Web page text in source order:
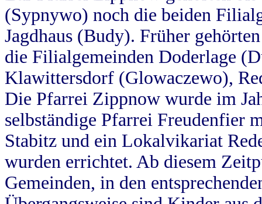
(Sypnywo) noch die beiden
Jagdhaus (Budy). Früher
die Filialgemeinden Doderlage
Klawittersdorf (Glowaczewo),
Die Pfarrei Zippnow wurde im
selbständige Pfarrei Freudenfier
Stabitz und ein Lokalvikariat
wurden errichtet. Ab diesem
Gemeinden, in den